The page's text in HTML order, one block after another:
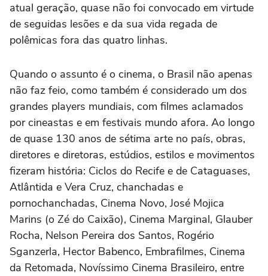
atual geração, quase não foi convocado em virtude
de seguidas lesões e da sua vida regada de
polêmicas fora das quatro linhas.
Quando o assunto é o cinema, o Brasil não apenas
não faz feio, como também é considerado um dos
grandes players mundiais, com filmes aclamados
por cineastas e em festivais mundo afora. Ao longo
de quase 130 anos de sétima arte no país, obras,
diretores e diretoras, estúdios, estilos e movimentos
fizeram história: Ciclos do Recife e de Cataguases,
Atlântida e Vera Cruz, chanchadas e
pornochanchadas, Cinema Novo, José Mojica
Marins (o Zé do Caixão), Cinema Marginal, Glauber
Rocha, Nelson Pereira dos Santos, Rogério
Sganzerla, Hector Babenco, Embrafilmes, Cinema
da Retomada, Novíssimo Cinema Brasileiro, entre